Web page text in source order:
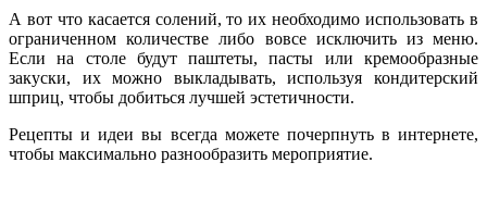
А вот что касается солений, то их необходимо использовать в
ограниченном количестве либо вовсе исключить из меню.
Если на столе будут паштеты, пасты или кремообразные
закуски, их можно выкладывать, используя кондитерский
шприц, чтобы добиться лучшей эстетичности.
Рецепты и идеи вы всегда можете почерпнуть в интернете,
чтобы максимально разнообразить мероприятие.